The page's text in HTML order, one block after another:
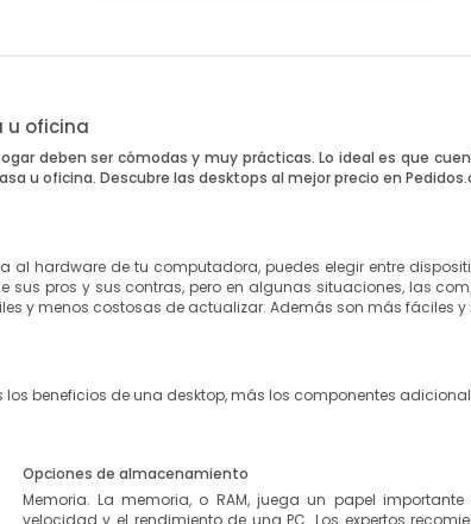
u oficina
deben ser cómodas y muy prácticas. Lo ideal es que
u oficina. Descubre las desktops al mejor precio en
al hardware de tu computadora, puedes elegir entre
pros y sus contras, pero en algunas situaciones, las
y menos costosas de actualizar. Además son más fáciles
beneficios de una desktop, más los componentes
Opciones de almacenamiento
Memoria. La memoria, o RAM, juega un papel importante
velocidad y el rendimiento de una PC. Los expertos